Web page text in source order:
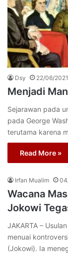
Dsy 22/06/2021
Menjadi
Sejarawan pada
pada George
terutama karena
Read More »
Irfan Mualim
Wacana
Jokowi
JAKARTA –
menuai
(Jokowi). Ia